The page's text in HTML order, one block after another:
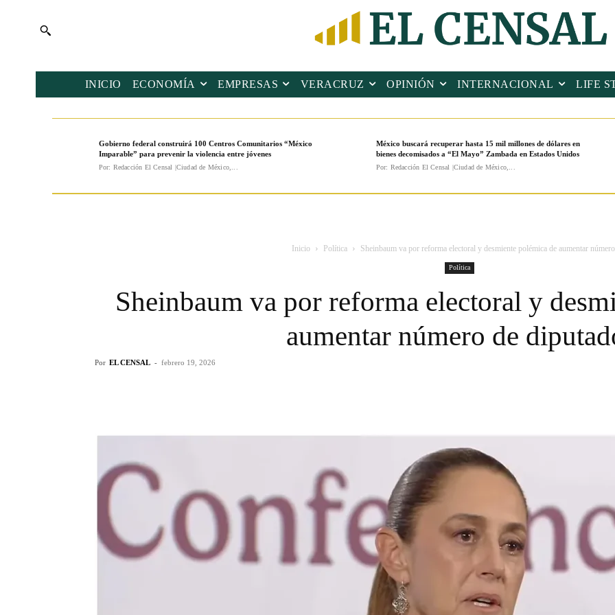
INICIO ECONOMÍA EMPRESAS VERACRUZ OPINIÓN INTERNACIONAL LIFE
Gobierno federal construirá 100 Centros Comunitarios “México
Imparable” para prevenir la violencia entre jóvenes
Por: Redacción El Censal |Ciudad de México,...
México buscará recuperar hasta 15 mil millones de dólares en
bienes decomisados a “El Mayo” Zambada en Estados Unidos
Por: Redacción El Censal |Ciudad de México,...
Inicio Política Sheinbaum va por reforma electoral y desmiente polémica de aumentar
Política
Sheinbaum va por reforma electoral y
aumentar número de
Por EL CENSAL - febrero 19, 2026